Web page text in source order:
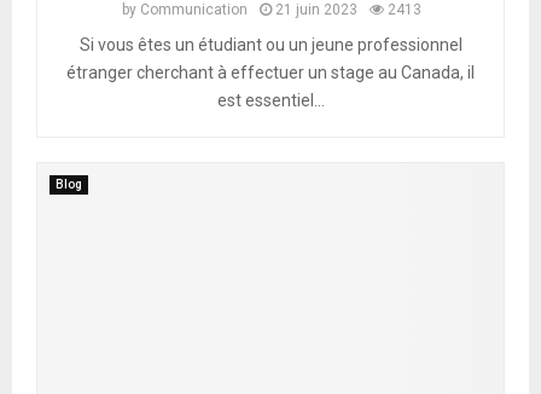
by Communication 21 juin 2023 2413
Si vous êtes un étudiant ou un jeune professionnel
étranger cherchant à effectuer un stage au Canada, il
est essentiel...
Blog